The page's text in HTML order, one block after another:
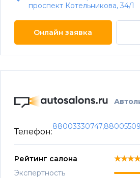
проспект Котельникова, 34/1
Онлайн заявка
Телефон:
Рейтинг салона
Экспертность